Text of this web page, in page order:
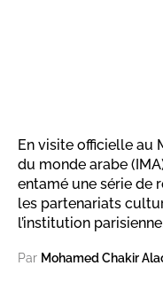
En visite officielle au
du monde arabe
entamé une série de
les partenariats
l’institution
Par Mohamed Chakir